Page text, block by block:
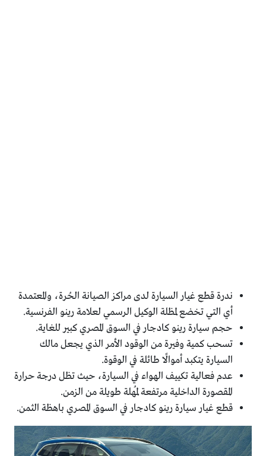
ندرة قطع غيار السيارة لدى مراكز الصيانة الحُرة، والمعتمدة
أي التي تخضع لمظلة الوكيل الرسمي لعلامة رينو الفرنسية.
حجم سيارة رينو كادجار في السوق المصري كبير للغاية.
تسحب كمية وفيرة من الوقود الأمر الذي يجعل مالك
السيارة يتكبد أموالًا طائلة في الوقوة.
عدم فعالية تكييف الهواء في السيارة، حيث تظل درجة حرارة
المقصورة الداخلية مرتفعة لمُهلة طويلة من الزمن.
قطع غيار سيارة رينو كادجار في السوق المصري باهظة الثمن.